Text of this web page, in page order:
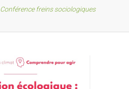
Conférence freins sociologiques